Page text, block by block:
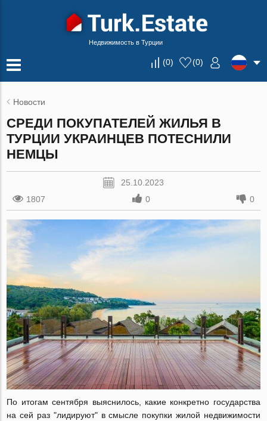
Недвижимость в Турции
(0) (0)
Новости
СРЕДИ ПОКУПАТЕЛЕЙ ЖИЛЬЯ В
ТУРЦИИ УКРАИНЦЕВ ПОТЕСНИЛИ
НЕМЦЫ
25.10.2023
1807
0 0
По итогам сентября выяснилось, какие конкретно государства
на сей раз "лидируют" в смысле покупки жилой недвижимости